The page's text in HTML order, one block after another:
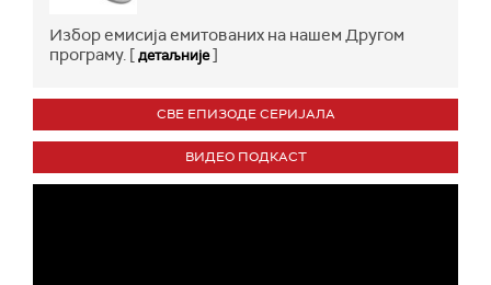
Избор емисија емитованих на нашем Другом
програму. [детаљније]
СВЕ ЕПИЗОДЕ СЕРИЈАЛА
ВИДЕО ПОДКАСТ